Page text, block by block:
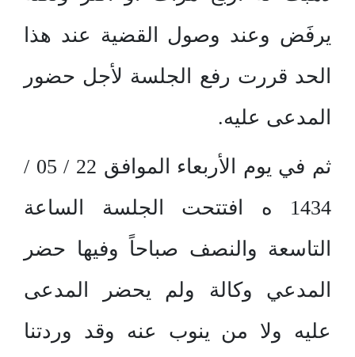
يرفَض وعند وصول القضية عند هذا
الحد قررت رفع الجلسة لأجل حضور
المدعى عليه.
ثم في يوم الأربعاء الموافق 22 / 05 /
1434 ه افتتحت الجلسة الساعة
التاسعة والنصف صباحاً وفيها حضر
المدعي وكالة ولم يحضر المدعى
عليه ولا من ينوب عنه وقد وردتنا